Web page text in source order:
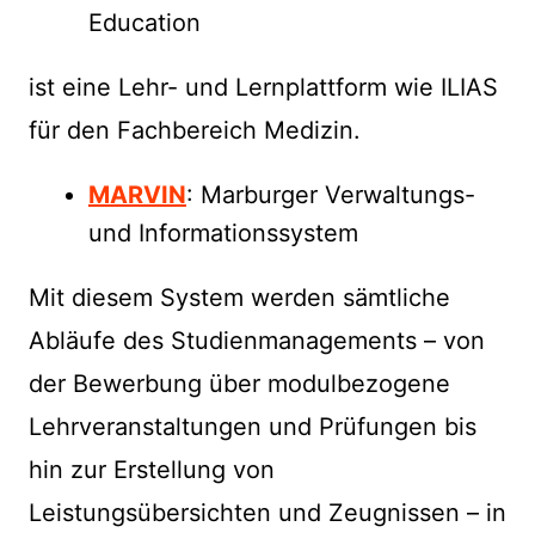
Education
ist eine Lehr- und Lernplattform wie ILIAS
für den Fachbereich Medizin.
MARVIN: Marburger Verwaltungs-
und Informationssystem
Mit diesem System werden sämtliche
Abläufe des Studienmanagements – von
der Bewerbung über modulbezogene
Lehrveranstaltungen und Prüfungen bis
hin zur Erstellung von
Leistungsübersichten und Zeugnissen – in